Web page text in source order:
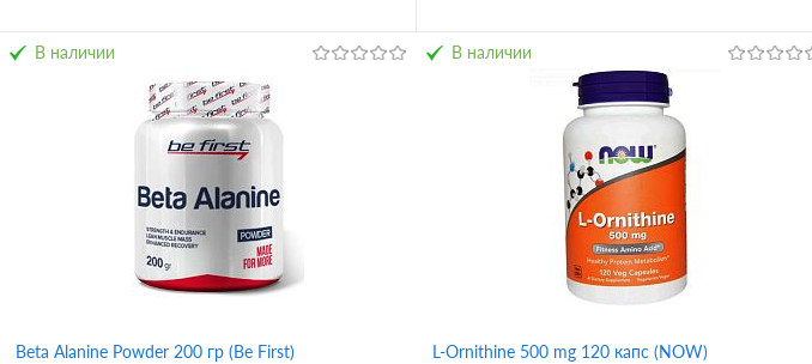
В корзину
В избранное
В корзину
Купить в 1 клик
Сравнение
Beta Alanine Powder 200 гр (Be First)
В наличии
L-Ornithine 500 mg 120 капс (NOW)
В наличии